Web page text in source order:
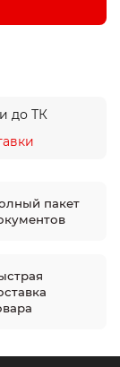
до ТК
пакет